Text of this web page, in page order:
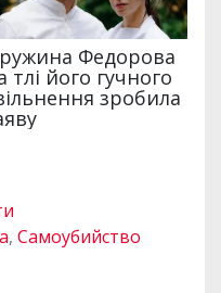
, Самоубийство